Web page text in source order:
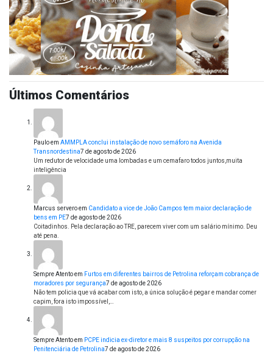
Últimos Comentários
Pauloem AMMPLA conclui instalação de novo semáforo na Avenida
Transnordestina7 de agosto de 2026
Um redutor de velocidade uma lombadas e um cemafaro todos juntos,muita
inteligência
Marcus serveroem Candidato a vice de João Campos tem maior declaração de
bens em PE7 de agosto de 2026
Coitadinhos. Pela declaração ao TRE, parecem viver com um salário mínimo. Deu
até pena.
Sempre Atentoem Furtos em diferentes bairros de Petrolina reforçam cobrança de
moradores por segurança7 de agosto de 2026
Não tem policia que vá acabar com isto, a única solução é pegar e mandar comer
capim, fora isto impossível,…
Sempre Atentoem PCPE indicia ex-diretor e mais 8 suspeitos por corrupção na
Penitenciária de Petrolina7 de agosto de 2026